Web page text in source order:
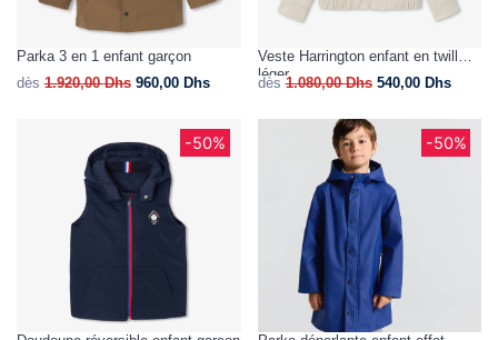
Parka 3 en 1 enfant garçon
dès 1.920,00Dhs 960,00 Dhs
Veste Harrington enfant en twill
léger
dès 1.080,00Dhs 540,00 Dhs
-50% -50%